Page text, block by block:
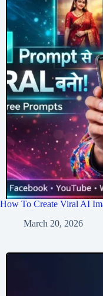
How To Create Viral AI
March 20, 2026